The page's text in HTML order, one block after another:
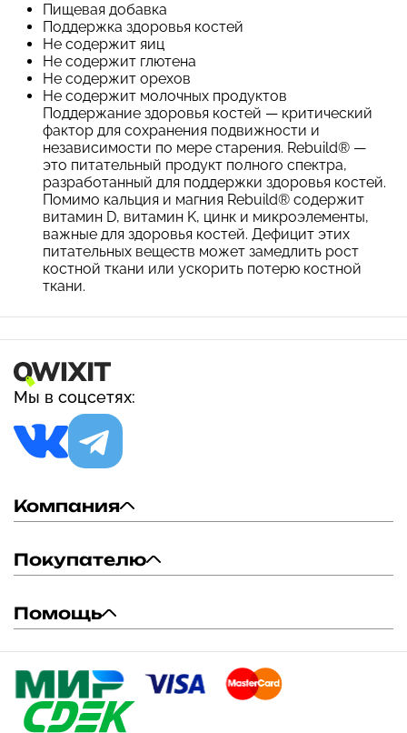
Пищевая добавка
Поддержка здоровья костей
Не содержит яиц
Не содержит глютена
Не содержит орехов
Не содержит молочных продуктов
Поддержание здоровья костей — критический
фактор для сохранения подвижности и
независимости по мере старения. Rebuild® —
это питательный продукт полного спектра,
разработанный для поддержки здоровья костей.
Помимо кальция и магния Rebuild® содержит
витамин D, витамин K, цинк и микроэлементы,
важные для здоровья костей. Дефицит этих
питательных веществ может замедлить рост
костной ткани или ускорить потерю костной
ткани.
Мы в соцсетях:
Компания
Покупателю
Помощь